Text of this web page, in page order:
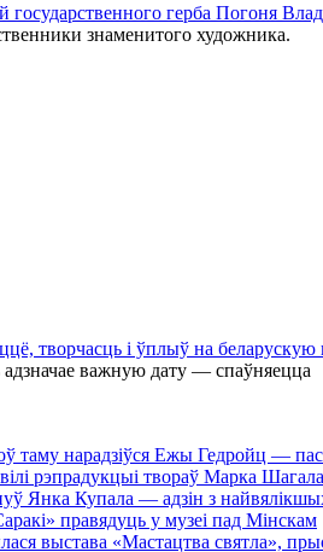
государственного герба Погоня
знаменитого художника.
творчасць і ўплыў на беларускую
адзначае важную дату — спаўняецца
таму нарадзіўся Ежы Гедройц —
рэпрадукцыі твораў Марка Шагала
Янка Купала — адзін з
правядуць у музеі пад Мінскам
выстава «Мастацтва святла»,